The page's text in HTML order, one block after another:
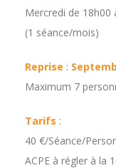
Mercredi de 18h00
(1 séance/mois)
Reprise :
Maximum 7
Tarifs :
40 €/Séance/
ACPE à régler à la